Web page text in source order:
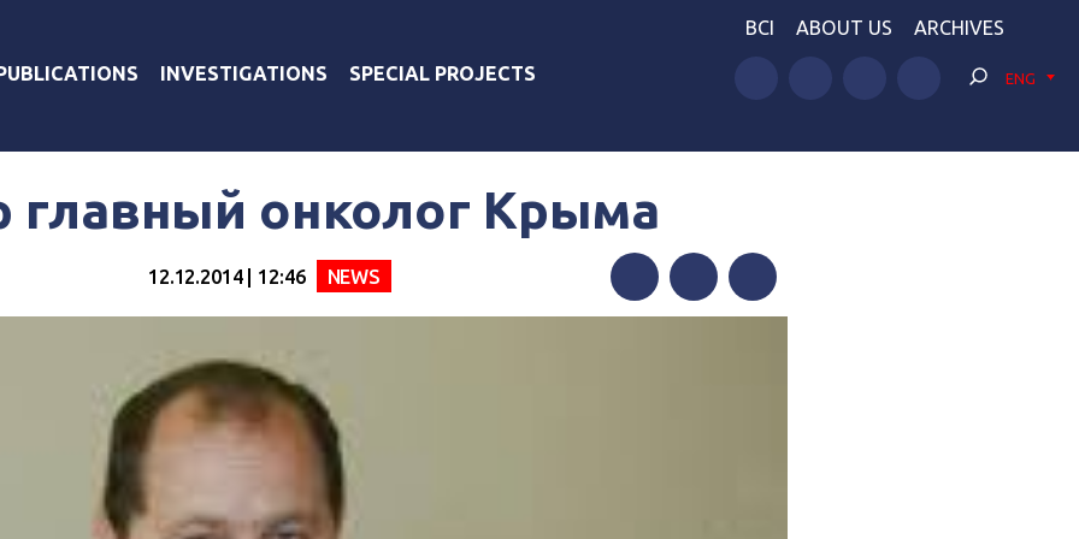
INVESTIGATIONS SPECIAL PROJECTS
BCI ABOUT US ARCHIVES
ENG
главный онколог Крыма
12.12.2014 | 12:46 NEWS